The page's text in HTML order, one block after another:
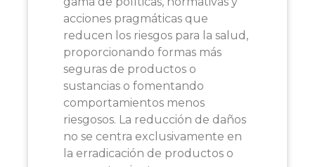
acciones pragmáticas que
reducen los riesgos para la salud,
proporcionando formas más
seguras de productos o
sustancias o fomentando
comportamientos menos
riesgosos. La reducción de daños
no se centra exclusivamente en
la erradicación de productos o